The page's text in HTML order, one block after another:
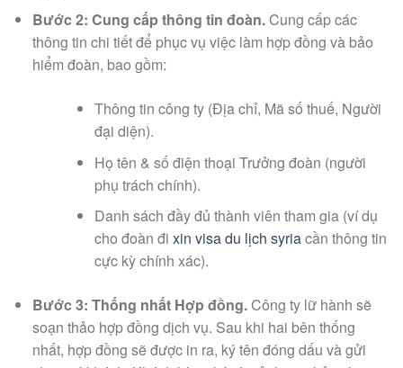
Bước 2: Cung cấp thông tin đoàn.Cung cấp các
thông tin chi tiết để phục vụ việc làm hợp đồng và bảo
hiểm đoàn, bao gồm:
Thông tin công ty (Địa chỉ, Mã số thuế, Người
đại diện).
Họ tên & số điện thoại Trưởng đoàn (người
phụ trách chính).
Danh sách đầy đủ thành viên tham gia (ví dụ
cho đoàn đi xin visa du lịch syriacần thông tin
cực kỳ chính xác).
Bước 3: Thống nhất Hợp đồng.Công ty lữ hành sẽ
soạn thảo hợp đồng dịch vụ. Sau khi hai bên thống
nhất, hợp đồng sẽ được in ra, ký tên đóng dấu và gửi